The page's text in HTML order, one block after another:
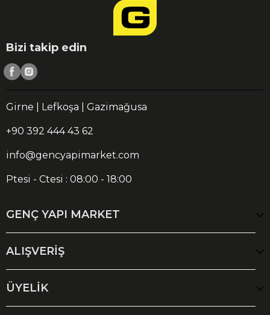
Bizi takip edin
Girne | Lefkoşa | Gazimağusa
+90 392 444 43 62
info@gencyapimarket.com
Ptesi - Ctesi : 08:00 - 18:00
GENÇ YAPI MARKET
ALIŞVERİŞ
ÜYELİK